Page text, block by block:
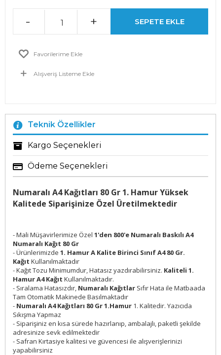
- + SEPETE EKLE
Favorilerime Ekle
Alışveriş Listeme Ekle
Teknik Özellikler
Kargo Seçenekleri
Ödeme Seçenekleri
Numaralı A4 Kağıtları 80 Gr 1. Hamur Yüksek
Kalitede Siparişinize Özel Üretilmektedir
- Mali Müşavirlerimize Özel 1'den 800'e Numaralı Baskılı A4
Numaralı Kağıt 80 Gr
- Ürünlerimizde 1. Hamur A Kalite Birinci Sınıf A4 80 Gr.
Kağıt Kullanılmaktadır
- Kağıt Tozu Minimumdur, Hatasız yazdırabilirsiniz. Kaliteli 1.
Hamur A4 Kağıt Kullanılmaktadır.
- Sıralama Hatasızdır, Numaralı Kağıtlar Sıfır Hata ile Matbaada
Tam Otomatik Makinede Basılmaktadır
- Numaralı A4 Kağıtları 80 Gr 1.Hamur 1. Kalitedir. Yazıcıda
Sıkışma Yapmaz
- Siparişiniz en kısa sürede hazırlanıp, ambalajlı, paketli şekilde
adresinize sevk edilmektedir
- Safran Kırtasiye kalitesi ve güvencesi ile alışverişlerinizi
yapabilirsiniz